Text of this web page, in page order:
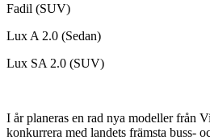
Fadil (SUV)
Lux A 2.0 (Sedan)
Lux SA 2.0 (SUV)
I år planeras en rad nya modeller från
konkurrera med landets främsta buss-